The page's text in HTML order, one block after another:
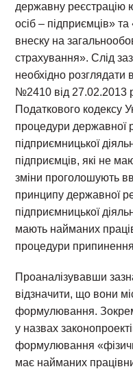
державну реєстрацію
осіб – підприємців»
внеску на
страхування». Слід
необхідно розглядати
№2410 від 27.02.2013
Податкового кодексу
процедури державної
підприємницької
підприємців, які не
зміни проголошують
принципу державної
підприємницької
мають найманих
процедури припинення
Проаналізувавши
відзначити, що вони
формулювання.
у назвах
формулювання
має найманих